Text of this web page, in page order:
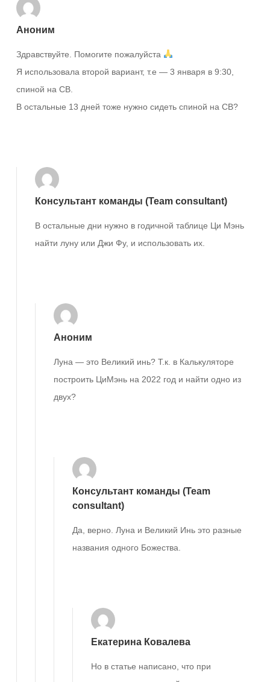
Аноним
Здравствуйте. Помогите пожалуйста
Я использовала второй вариант, т.е — 3 января в 9:30,
спиной на СВ.
В остальные 13 дней тоже нужно сидеть спиной на СВ?
Консультант команды (Team consultant)
В остальные дни нужно в годичной таблице Ци Мэнь
найти луну или Джи Фу, и использовать их.
Аноним
Луна — это Великий инь? Т.к. в Калькуляторе
построить ЦиМэнь на 2022 год и найти одно из
двух?
Консультант команды (Team
consultant)
Да, верно. Луна и Великий Инь это разные
названия одного Божества.
Екатерина Ковалева
Но в статье написано, что при